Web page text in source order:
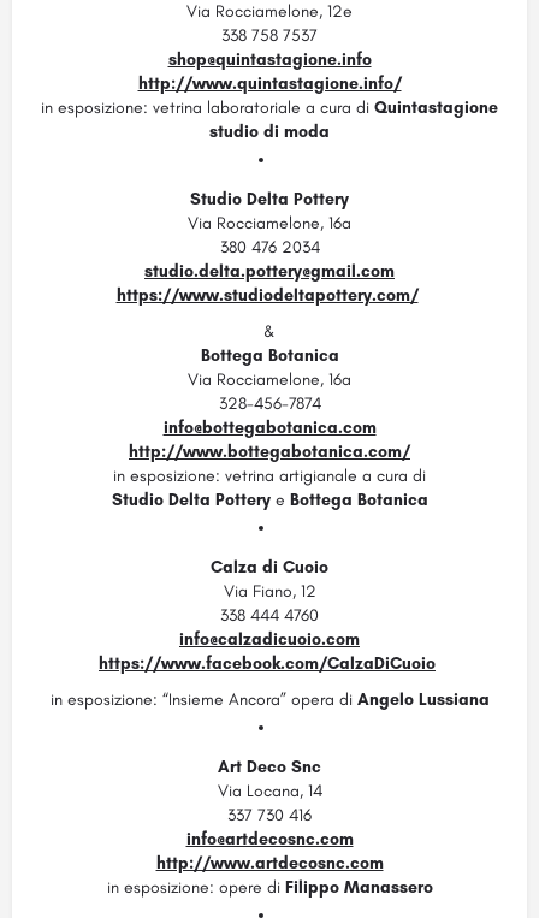
Via Rocciamelone, 12e
338 758 7537
shop@quintastagione.info
http://www.quintastagione.info/
in esposizione: vetrina laboratoriale a cura di Quintastagione
studio di moda
Studio Delta Pottery
Via Rocciamelone, 16a
380 476 2034
studio.delta.pottery@gmail.com
https://www.studiodeltapottery.com/
&
Bottega Botanica
Via Rocciamelone, 16a
328-456-7874
info@bottegabotanica.com
http://www.bottegabotanica.com/
in esposizione: vetrina artigianale a cura di
Studio Delta Potterye Bottega Botanica
Calza di Cuoio
Via Fiano, 12
338 444 4760
info@calzadicuoio.com
https://www.facebook.com/CalzaDiCuoio
in esposizione: “Insieme Ancora” opera di Angelo Lussiana
Art Deco Snc
Via Locana, 14
337 730 416
info@artdecosnc.com
http://www.artdecosnc.com
in esposizione: opere di Filippo Manassero